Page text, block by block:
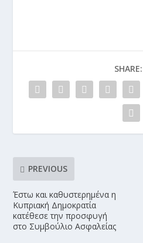
SHARE:
PREVIOUS
Έστω και καθυστερημένα η
Κυπριακή Δημοκρατία
κατέθεσε την προσφυγή
στο Συμβούλιο Ασφαλείας